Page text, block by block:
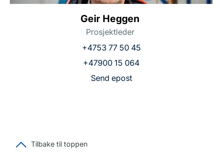
Geir Heggen
Prosjektleder
+4753 77 50 45
+47900 15 064
Send epost
Tilbake til toppen